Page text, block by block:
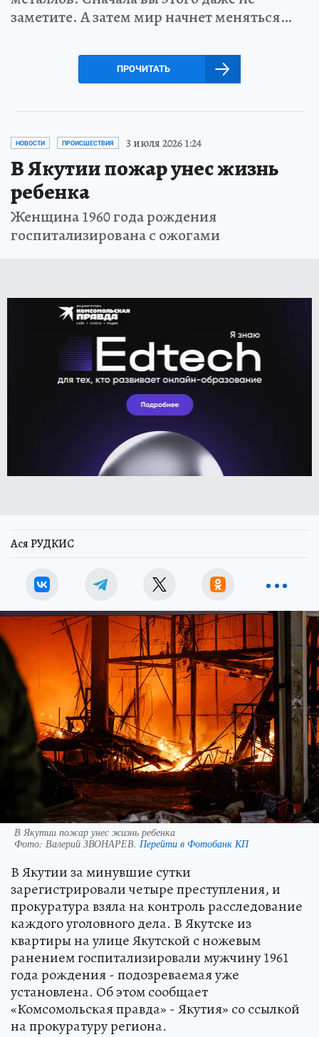
заметите. А затем мир начнет меняться…
ПРОЧИТАТЬ
НОВОСТИ ПРОИСШЕСТВИЯ 3 июля 2026 1:24
В Якутии пожар унес жизнь
ребенка
Женщина 1960 года рождения
госпитализирована с ожогами
Ася РУДКИС
В Якутии пожар унес жизнь ребенка
Фото: Валерий ЗВОНАРЕВ. Перейти в Фотобанк КП
В Якутии за минувшие сутки
зарегистрировали четыре преступления, и
прокуратура взяла на контроль расследование
каждого уголовного дела. В Якутске из
квартиры на улице Якутской с ножевым
ранением госпитализировали мужчину 1961
года рождения - подозреваемая уже
установлена. Об этом сообщает
«Комсомольская правда» - Якутия» со ссылкой
на прокуратуру региона.